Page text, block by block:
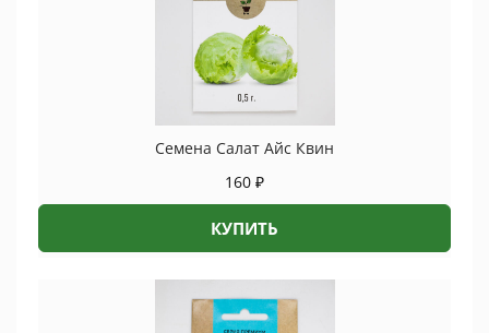
Семена Салат Айс Квин
160 ₽
КУПИТЬ